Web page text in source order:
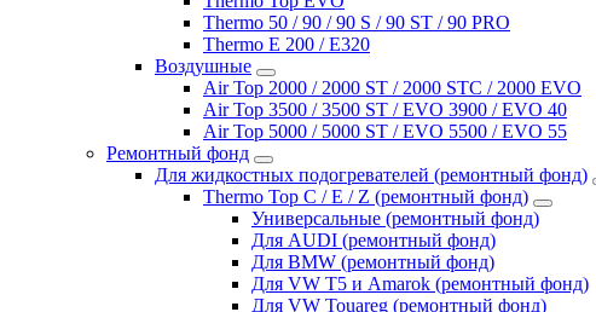
Thermo 50 / 90 / 90 S / 90 ST / 90 PRO
Thermo E 200 / E320
Воздушные
Air Top 2000 / 2000 ST / 2000 STC / 2000 EVO
Air Top 3500 / 3500 ST / EVO 3900 / EVO 40
Air Top 5000 / 5000 ST / EVO 5500 / EVO 55
Ремонтный фонд
Для жидкостных подогревателей (ремонтный фонд)
Thermo Top C / E / Z (ремонтный фонд)
Универсальные (ремонтный фонд)
Для AUDI (ремонтный фонд)
Для BMW (ремонтный фонд)
Для VW T5 и Amarok (ремонтный фонд)
Для VW Touareg (ремонтный фонд)